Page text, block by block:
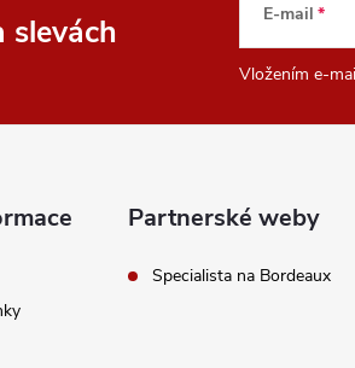
slevách E-mail
Vložením e-
Partnerské weby
Specialista na Bordeaux